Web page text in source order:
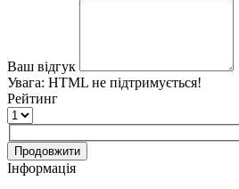
Ваш відгук
Увага: HTML не підтримується!
Рейтинг
Продовжити
Інформація